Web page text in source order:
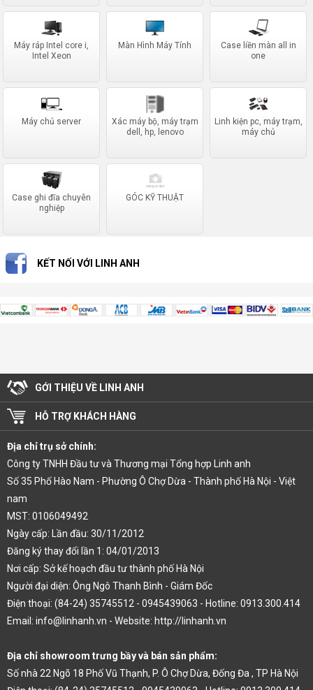
Máy ráp Intel core i,
Intel Xeon
Màn Hình Máy Tính
Case liền màn all in
one
Máy chủ server
Xác máy bộ, máy trạm
dell, hp, lenovo
Linh kiện pc, máy trạm,
máy chủ
Case ghi đĩa chuyên
nghiệp
GÓC KỸ THUẬT
KẾT NỐI VỚI LINH ANH
GỚI THIỆU VỀ LINH ANH
HỖ TRỢ KHÁCH HÀNG
Địa chỉ trụ sở chính:
Công ty TNHH Đầu tư và Thương mại Tổng hợp Linh anh
Số 35 Phố Hào Nam - Phường Ô Chợ Dừa - Thành phố Hà Nội - Việt
nam
MST: 0106049492
Ngày cấp: Lần đầu: 30/11/2012
Đăng ký thay đổi lần 1: 04/01/2013
Nơi cấp: Sở kế hoạch đầu tư thành phố Hà Nội
Người đại diện: Ông Ngô Thanh Bình - Giám Đốc
Điện thoại: (84-24) 35745512 - 0945439063 - Hotline: 0913.300.414
Email: info@linhanh.vn - Website: http://linhanh.vn
Địa chỉ showroom trưng bầy và bán sản phẩm:
Số nhà 22 Ngõ 18 Phố Vũ Thạnh, P. Ô Chợ Dừa, Đống Đa , TP Hà Nội